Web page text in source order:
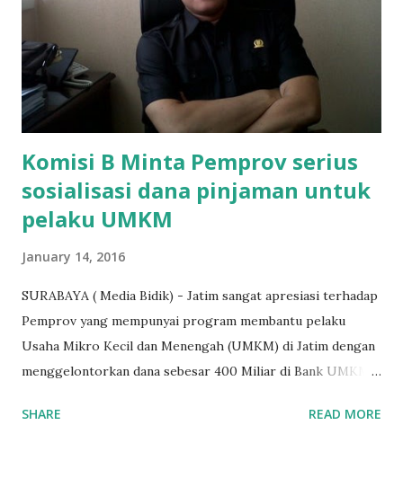
agar uang bisa kembali,"ungkapnya. Perihal adanya
penarikan uang iuran untuk pembangunan gedung sekolah,
dibenarkan oleh Atika Fadhilah siswa kelas XI saat
diwawancarai. "Benar, bilangnya wajib Rp 1,5 juta dan waktu
terakh...
Komisi B Minta Pemprov serius
sosialisasi dana pinjaman untuk
pelaku UMKM
January 14, 2016
SURABAYA ( Media Bidik) - Jatim sangat apresiasi terhadap
Pemprov yang mempunyai program membantu pelaku
Usaha Mikro Kecil dan Menengah (UMKM) di Jatim dengan
menggelontorkan dana sebesar 400 Miliar di Bank UMKM
UMKM di Jatim. Namun Chusainuddin,S.Sos Anggota Komisi
SHARE READ MORE